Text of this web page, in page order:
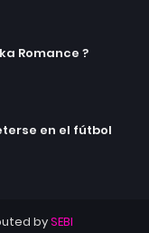
Romance ?
en el fútbol
bySEBI